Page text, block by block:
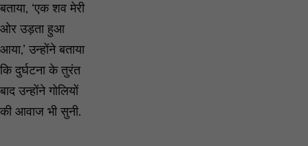
बताया, ‘एक शव मेरी
ओर उड़ता हुआ
आया,’ उन्होंने बताया
कि दुर्घटना के तुरंत
बाद उन्होंने गोलियों
की आवाज भी सुनी.